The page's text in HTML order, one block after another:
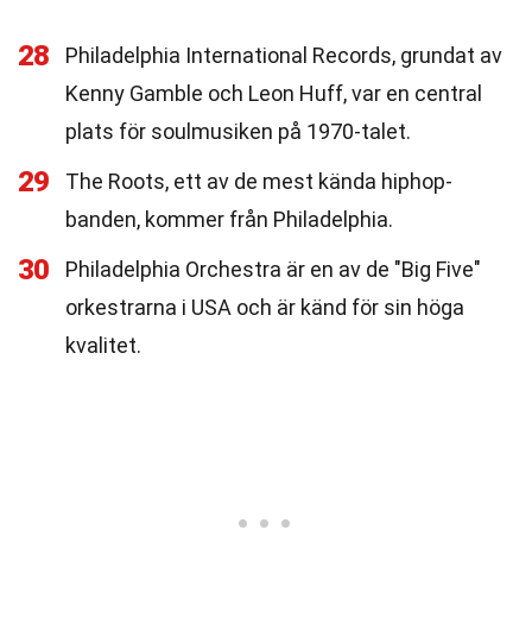
28
Philadelphia International Records, grundat av
Kenny Gamble och Leon Huff, var en central
plats för soulmusiken på 1970-talet.
29
The Roots, ett av de mest kända hiphop-
banden, kommer från Philadelphia.
30
Philadelphia Orchestra är en av de "Big Five"
orkestrarna i USA och är känd för sin höga
kvalitet.